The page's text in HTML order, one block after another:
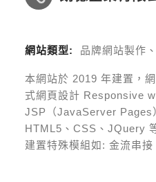
網站類型: 品牌網站製作
本網站於 2019 年建置，
式網頁設計 Responsive
JSP（JavaServer Pages
HTML5、CSS、JQuery
建置特殊模組如:金流串接